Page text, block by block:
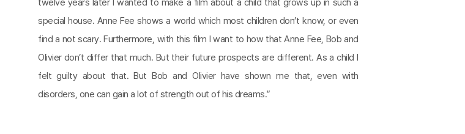
twelve years later I wanted to make a film about a child that grows up in such a
special house. Anne Fee shows a world which most children don’t know, or even
find a not scary. Furthermore, with this film I want to how that Anne Fee, Bob and
Olivier don’t differ that much. But their future prospects are different. As a child I
felt guilty about that. But Bob and Olivier have shown me that, even with
disorders, one can gain a lot of strength out of his dreams.”